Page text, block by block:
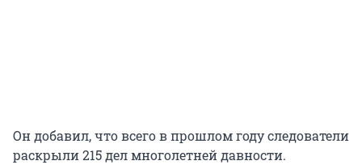
Он добавил, что всего в прошлом году следователи
раскрыли 215 дел многолетней давности.